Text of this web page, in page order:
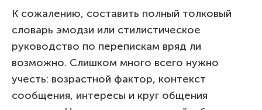
К сожалению, составить полный толковый
словарь эмодзи или стилистическое
руководство по перепискам вряд ли
возможно. Слишком много всего нужно
учесть: возрастной фактор, контекст
сообщения, интересы и круг общения